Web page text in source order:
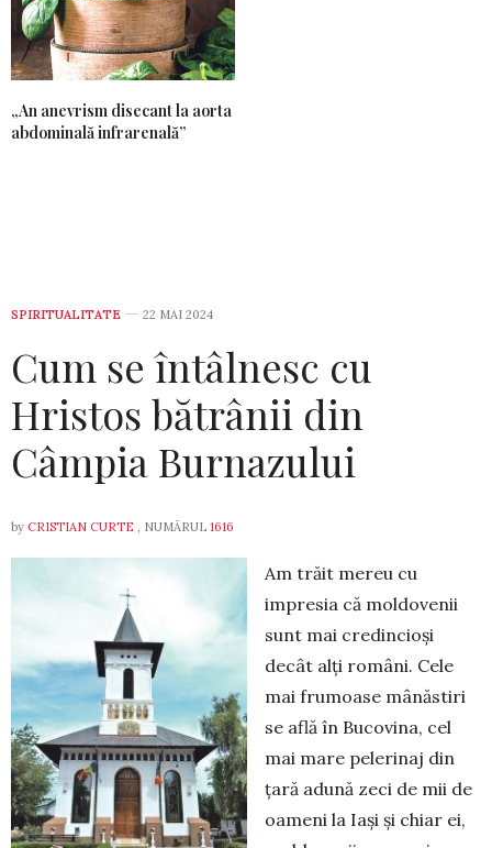
„An anevrism disecant la aorta
abdominală infrarenală”
SPIRITUALITATE 22 MAI 2024
Cum se întâlnesc cu
Hristos bătrânii din
Câmpia Burnazului
by CRISTIAN CURTE , NUMĂRUL 1616
Am trăit mereu cu
impresia că moldovenii
sunt mai credincioși
decât alți români. Cele
mai frumoase mânăstiri
se află în Bucovina, cel
mai mare pelerinaj din
țară adună zeci de mii de
oameni la Iași și chiar ei,